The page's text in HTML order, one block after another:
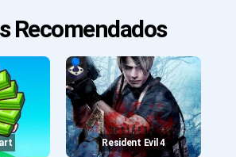
Recomendados
Resident Evil 4